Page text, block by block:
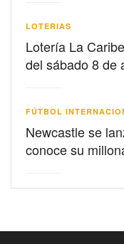
LOTERIAS
Lotería La
del sábado 8 de
FÚTBOL
Newcastle se
conoce su